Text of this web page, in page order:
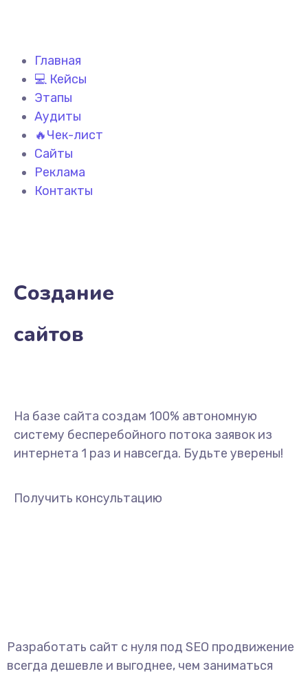
Главная
💻 Кейсы
Этапы
Аудиты
🔥Чек-лист
Сайты
Реклама
Контакты
Создание
сайтов
На базе сайта создам 100% автономную
систему бесперебойного потока заявок из
интернета 1 раз и навсегда. Будьте уверены!
Получить консультацию
Разработать сайт с нуля под SEO продвижение
всегда дешевле и выгоднее, чем заниматься